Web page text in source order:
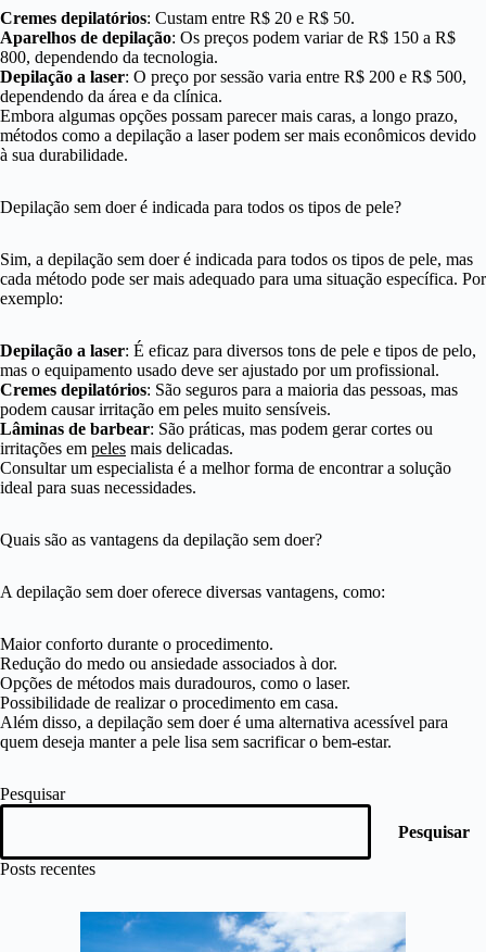
Cremes depilatórios: Custam entre R$ 20 e R$ 50.
Aparelhos de depilação: Os preços podem variar de R$ 150 a R$
800, dependendo da tecnologia.
Depilação a laser: O preço por sessão varia entre R$ 200 e R$ 500,
dependendo da área e da clínica.
Embora algumas opções possam parecer mais caras, a longo prazo,
métodos como a depilação a laser podem ser mais econômicos devido
à sua durabilidade.
Depilação sem doer é indicada para todos os tipos de pele?
Sim, a depilação sem doer é indicada para todos os tipos de pele, mas
cada método pode ser mais adequado para uma situação específica. Por
exemplo:
Depilação a laser: É eficaz para diversos tons de pele e tipos de pelo,
mas o equipamento usado deve ser ajustado por um profissional.
Cremes depilatórios: São seguros para a maioria das pessoas, mas
podem causar irritação em peles muito sensíveis.
Lâminas de barbear: São práticas, mas podem gerar cortes ou
irritações em peles mais delicadas.
Consultar um especialista é a melhor forma de encontrar a solução
ideal para suas necessidades.
Quais são as vantagens da depilação sem doer?
A depilação sem doer oferece diversas vantagens, como:
Maior conforto durante o procedimento.
Redução do medo ou ansiedade associados à dor.
Opções de métodos mais duradouros, como o laser.
Possibilidade de realizar o procedimento em casa.
Além disso, a depilação sem doer é uma alternativa acessível para
quem deseja manter a pele lisa sem sacrificar o bem-estar.
Pesquisar
Pesquisar
Posts recentes